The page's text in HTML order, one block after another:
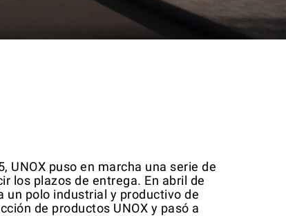
UNOX puso en marcha una serie de
los plazos de entrega. En abril de
un polo industrial y productivo de
de productos UNOX y pasó a